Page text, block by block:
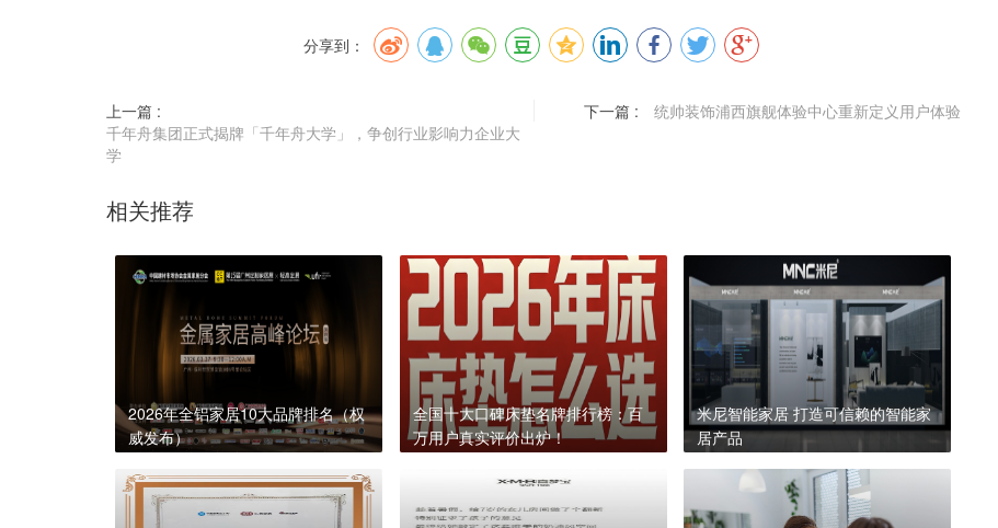
分享到：
上一篇 :
千年舟集团正式揭牌「千年舟大学」，争创行业影响力企业大
学
下一篇 : 统帅装饰浦西旗舰体验中心重新定义用户体验
相关推荐
2026年全铝家居10大品牌排名（权
威发布）
全国十大口碑床垫名牌排行榜：百
万用户真实评价出炉！
米尼智能家居 打造可信赖的智能家
居产品